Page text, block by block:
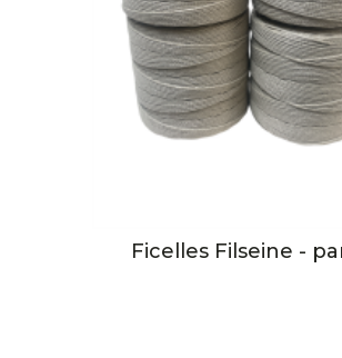
Ficelles Filseine -